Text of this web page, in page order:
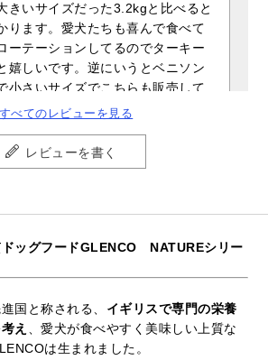
きいサイズだった3.2kgと比べると
ります。愛犬たちも喜んで食べて
ーテーションしてるのでターキー
嬉しいです。逆にいうとベニソン
小さいサイズでこちらも販売して
ぁと思ってます。
いので保存容器が必須です。届い
入しました。ジッパーつけてほし
すべてのレビューを見る
レビューを書く
ドッグフードGLENCO NATUREシリー
国と称される、 イギリスで専門の栄養
え 、愛犬が食べやすく美味しい上質な
は生まれました。